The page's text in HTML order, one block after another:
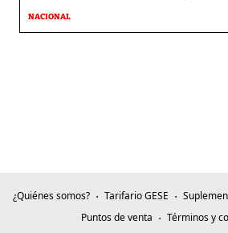
NACIONAL
¿Quiénes somos? Tarifario GESE
Puntos de venta
Términos y